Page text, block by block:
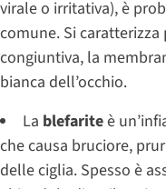
virale o irritativa), è
comune. Si
congiuntiva, la
bianca dell’occhio.
La blefariteè
che causa bruciore,
delle ciglia. Spesso è